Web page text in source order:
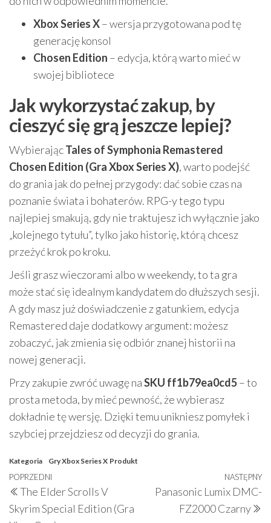
Xbox Series X– wersja przygotowana pod tę
generację konsol
Chosen Edition – edycja, którą warto mieć w
swojej bibliotece
Jak wykorzystać zakup, by
cieszyć się grą jeszcze lepiej?
WybierającTales of Symphonia Remastered
Chosen Edition (Gra Xbox Series X), warto podejść
do grania jak do pełnej przygody: dać sobie czas na
poznanie świata i bohaterów. RPG-y tego typu
najlepiej smakują, gdy nie traktujesz ich wyłącznie jako
„kolejnego tytułu”, tylko jako historię, którą chcesz
przeżyć krok po kroku.
Jeśli grasz wieczorami albo w weekendy, to ta gra
może stać się idealnym kandydatem do dłuższych sesji.
A gdy masz już doświadczenie z gatunkiem, edycja
Remastered daje dodatkowy argument: możesz
zobaczyć, jak zmienia się odbiór znanej historii na
nowej generacji.
Przy zakupie zwróć uwagę naSKU ff1b79ea0cd5– to
prosta metoda, by mieć pewność, że wybierasz
dokładnie tę wersję. Dzięki temu unikniesz pomyłek i
szybciej przejdziesz od decyzji do grania.
Kategoria Gry Xbox Series X Produkt
Nawigacja
wpisu
Poprzedni
wpis
POPRZEDNI
The Elder Scrolls V
Skyrim Special Edition (Gra
NASTĘPNY
Panasonic Lumix DMC-
FZ2000 Czarny